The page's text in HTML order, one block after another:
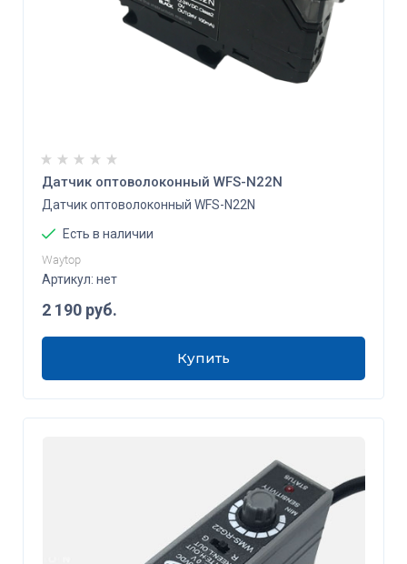
Датчик оптоволоконный WFS-N22N
Датчик оптоволоконный WFS-N22N
Есть в наличии
Waytop
Артикул: нет
2 190 руб.
Купить